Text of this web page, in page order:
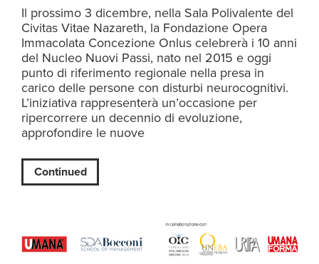
Il prossimo 3 dicembre, nella Sala Polivalente del
Civitas Vitae Nazareth, la Fondazione Opera
Immacolata Concezione Onlus celebrerà i 10 anni
del Nucleo Nuovi Passi, nato nel 2015 e oggi
punto di riferimento regionale nella presa in
carico delle persone con disturbi neurocognitivi.
L’iniziativa rappresenterà un’occasione per
ripercorrere un decennio di evoluzione,
approfondire le nuove
Continued